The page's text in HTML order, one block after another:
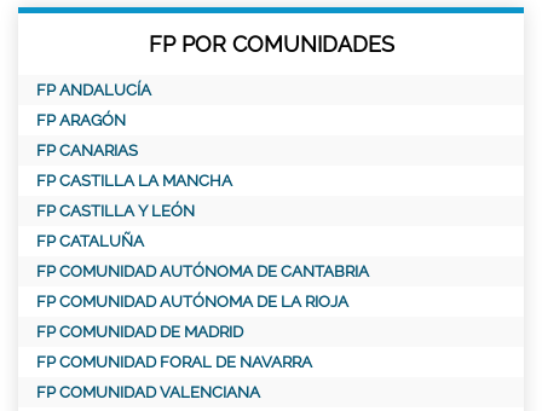
FP POR COMUNIDADES
FP ANDALUCÍA
FP ARAGÓN
FP CANARIAS
FP CASTILLA LA MANCHA
FP CASTILLA Y LEÓN
FP CATALUÑA
FP COMUNIDAD AUTÓNOMA DE CANTABRIA
FP COMUNIDAD AUTÓNOMA DE LA RIOJA
FP COMUNIDAD DE MADRID
FP COMUNIDAD FORAL DE NAVARRA
FP COMUNIDAD VALENCIANA